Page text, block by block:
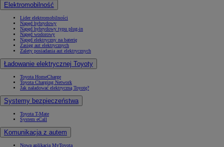
Elektromobilność
Lider elektromobilności
Napęd hybrydowy
Napęd hybrydowy typu plug-in
Napęd wodorowy
Napęd elektryczny na baterię
Zasięg aut elektrycznych
Zalety posiadania aut elektrycznych
Ładowanie elektrycznej Toyoty
Toyota HomeCharge
Toyota Charging Network
Jak naładować elektryczną Toyotę?
Systemy bezpieczeństwa
Toyota T-Mate
System eCall
Komunikacja z autem
Nowa aplikacja MyToyota